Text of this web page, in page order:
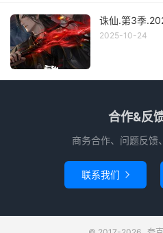
诛仙.第3季
2025-10-24
合作&反
商务合作、问题反馈
联系我们 